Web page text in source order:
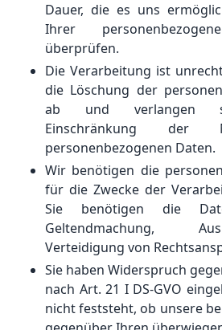
Dauer, die es uns
Ihrer
überprüfen.
Die Verarbeitung ist
die Löschung der
ab und verlangen
Einschränkung der
personenbezogenen Daten.
Wir benötigen die
für die Zwecke der
Sie benötigen die
Geltendmachung,
Verteidigung von
Sie haben Widerspruch
nach Art. 21 I DS-GVO
nicht feststeht, ob unsere